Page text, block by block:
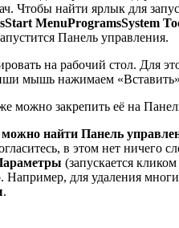
Чтобы найти ярлык для
MenuProgramsSystem
Панель управления.
на рабочий стол. Для
мышь нажимаем
можно закрепить её на
можно найти Панель
в этом нет ничего
(запускается
для удаления
.